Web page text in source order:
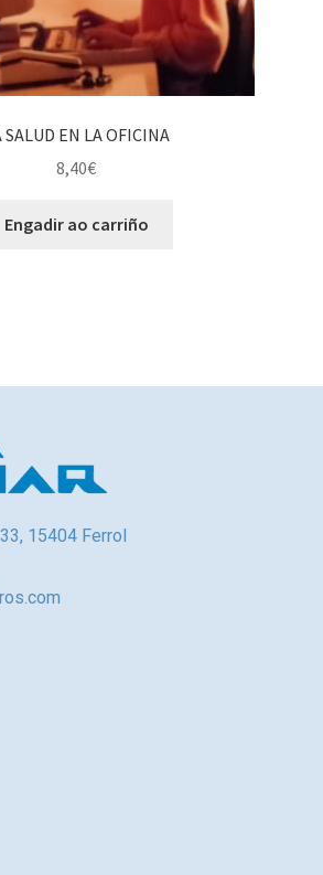
SALUD EN LA OFICINA
8,40€
Engadir ao carriño
15404 Ferrol